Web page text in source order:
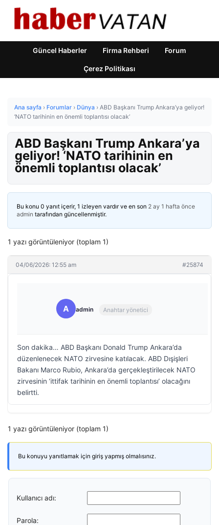
Güncel Haberler Firma Rehberi Forum
Çerez Politikası
Ana sayfa › Forumlar › Dünya › ABD Başkanı Trump Ankara’ya geliyor!
‘NATO tarihinin en önemli toplantısı olacak’
ABD Başkanı Trump Ankara’ya
geliyor! ‘NATO tarihinin en
önemli toplantısı olacak’
Bu konu 0 yanıt içerir, 1 izleyen vardır ve en son 2 ay 1 hafta önce
admin tarafından güncellenmiştir.
1 yazı görüntüleniyor (toplam 1)
04/06/2026: 12:55 am #25874
A admin Anahtar yönetici
Son dakika… ABD Başkanı Donald Trump Ankara’da
düzenlenecek NATO zirvesine katılacak. ABD Dışişleri
Bakanı Marco Rubio, Ankara’da gerçekleştirilecek NATO
zirvesinin ‘ittifak tarihinin en önemli toplantısı’ olacağını
belirtti.
1 yazı görüntüleniyor (toplam 1)
Bu konuyu yanıtlamak için giriş yapmış olmalısınız.
Kullanıcı adı:
Parola: